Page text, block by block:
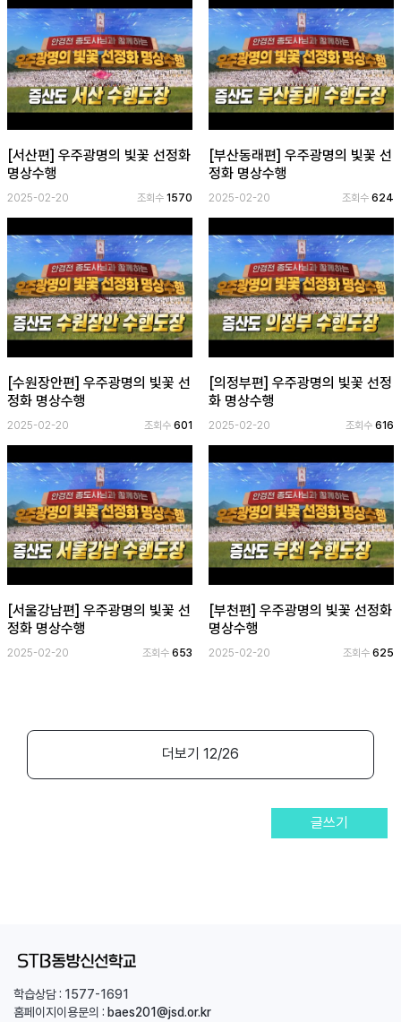
[서산편] 우주광명의 빛꽃 선정화
명상수행
2025-02-20 조회수1570
[부산동래편] 우주광명의 빛꽃 선
정화 명상수행
2025-02-20 조회수 624
[수원장안편] 우주광명의 빛꽃 선
정화 명상수행
2025-02-20 조회수601
[의정부편] 우주광명의 빛꽃 선정
화 명상수행
2025-02-20 조회수 616
[서울강남편] 우주광명의 빛꽃 선
정화 명상수행
2025-02-20 조회수653
[부천편] 우주광명의 빛꽃 선정화
명상수행
2025-02-20 조회수 625
더보기 12/26
글쓰기
학습상담 : 1577-1691
홈페이지이용문의 : baes201@jsd.or.kr